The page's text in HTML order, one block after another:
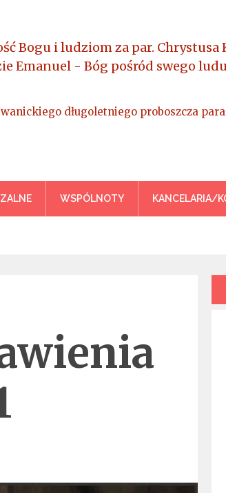
– Rawa
Bogu i ludziom za par. Chrystusa
Emanuel - Bóg pośród swego
długoletniego proboszcza
WSPÓLNOTY KANCELARIA/